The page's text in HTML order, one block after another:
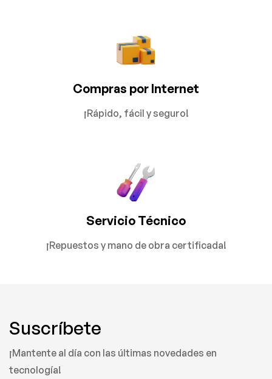
Compras por Internet
¡Rápido, fácil y seguro!
Servicio Técnico
¡Repuestos y mano de obra certificada!
Suscríbete
¡Mantente al día con las últimas novedades en
tecnología!